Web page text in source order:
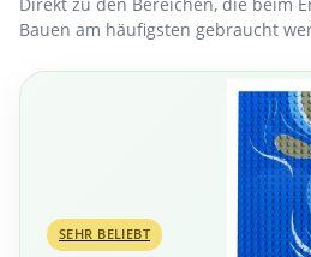
Bauen am häufigsten gebraucht
SEHR BELIEBT